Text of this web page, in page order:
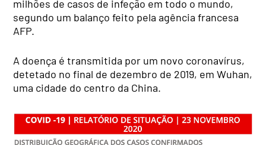
milhões de casos de infeção em todo o mundo,
segundo um balanço feito pela agência francesa
AFP.
A doença é transmitida por um novo coronavírus,
detetado no final de dezembro de 2019, em Wuhan,
uma cidade do centro da China.